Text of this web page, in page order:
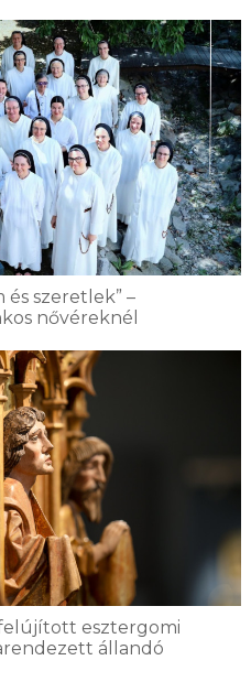
és szeretlek” –
nővéreknél
esztergomi
állandó